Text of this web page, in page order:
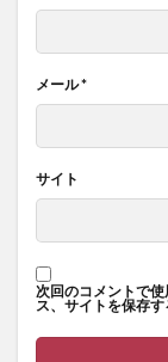
メール*
サイト
次回のコメントで
ス、サイトを保存す